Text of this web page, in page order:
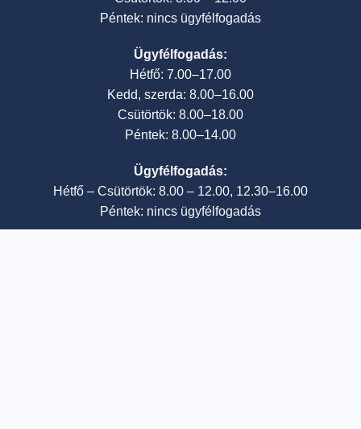
Péntek: nincs ügyfélfogadás
Ügyfélfogadás:
Hétfő: 7.00–17.00
Kedd, szerda: 8.00–16.00
Csütörtök: 8.00–18.00
Péntek: 8.00–14.00
Ügyfélfogadás:
Hétfő – Csütörtök: 8.00 – 12.00, 12.30–16.00
Péntek: nincs ügyfélfogadás